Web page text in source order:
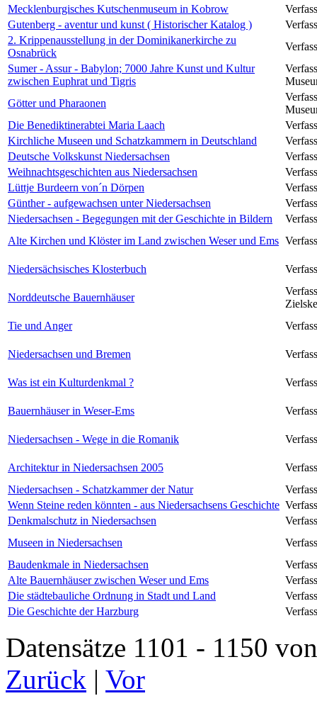
Mecklenburgisches Kutschenmuseum in Kobrow
Gutenberg - aventur und kunst ( Historischer Katalog )
2. Krippenausstellung in der Dominikanerkirche zu
Osnabrück
Sumer - Assur - Babylon; 7000 Jahre Kunst und Kultur
zwischen Euphrat und Tigris
Götter und Pharaonen
Die Benediktinerabtei Maria Laach
Kirchliche Museen und Schatzkammern in Deutschland
Deutsche Volkskunst Niedersachsen
Weihnachtsgeschichten aus Niedersachsen
Lüttje Burdeern von´n Dörpen
Günther - aufgewachsen unter Niedersachsen
Niedersachsen - Begegungen mit der Geschichte in Bildern
Alte Kirchen und Klöster im Land zwischen Weser und Ems
Niedersächsisches Klosterbuch
Norddeutsche Bauernhäuser
Zielske
Tie und Anger
Niedersachsen und Bremen
Was ist ein Kulturdenkmal ?
Bauernhäuser in Weser-Ems
Niedersachsen - Wege in die Romanik
Architektur in Niedersachsen 2005
Niedersachsen - Schatzkammer der Natur
Wenn Steine reden könnten - aus Niedersachsens Geschichte
Denkmalschutz in Niedersachsen
Museen in Niedersachsen
Baudenkmale in Niedersachsen
Alte Bauernhäuser zwischen Weser und Ems
Die städtebauliche Ordnung in Stadt und Land
Die Geschichte der Harzburg
Datensätze 1101 - 1150
Zurück | Vor